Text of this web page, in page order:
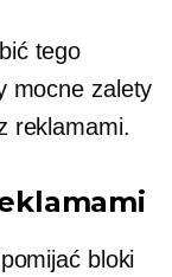
tego
mocne zalety
reklamami.
bloki